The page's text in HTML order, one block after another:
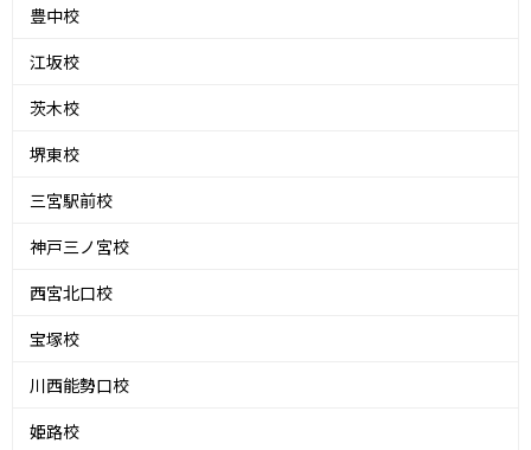
豊中校
江坂校
茨木校
堺東校
三宮駅前校
神戸三ノ宮校
西宮北口校
宝塚校
川西能勢口校
姫路校